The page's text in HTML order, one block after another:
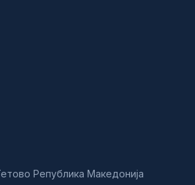
Република Македонија